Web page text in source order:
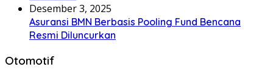
Desember 3, 2025
Asuransi BMN Berbasis Pooling Fund Bencana
Resmi Diluncurkan
Otomotif